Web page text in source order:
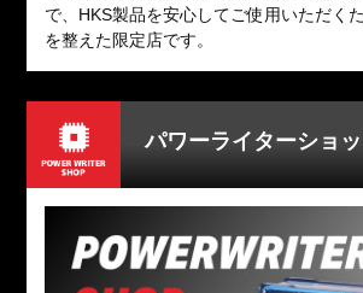
で、HKS製品を安心してご使用いただく
を整えた限定店です。
パワーライターショ